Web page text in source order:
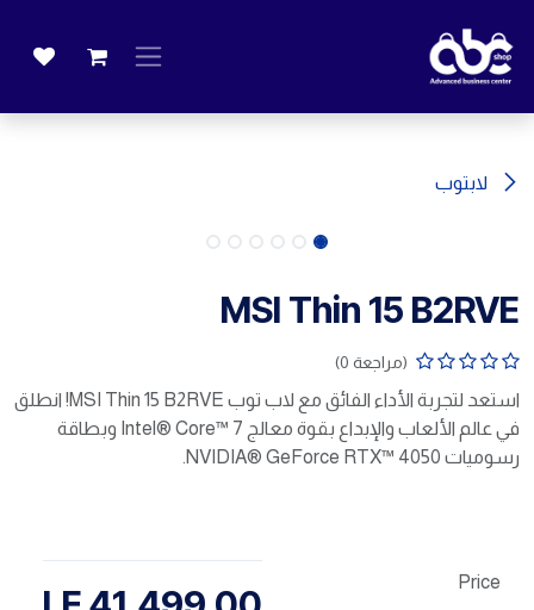
لابتوب
MSI Thin 15 B2RVE
(مراجعة 0)
استعد لتجربة الأداء الفائق مع لاب توب MSI Thin 15 B2RVE! انطلق
في عالم الألعاب والإبداع بقوة معالج Intel® Core™ 7 وبطاقة
رسوميات NVIDIA® GeForce RTX™ 4050.
Price